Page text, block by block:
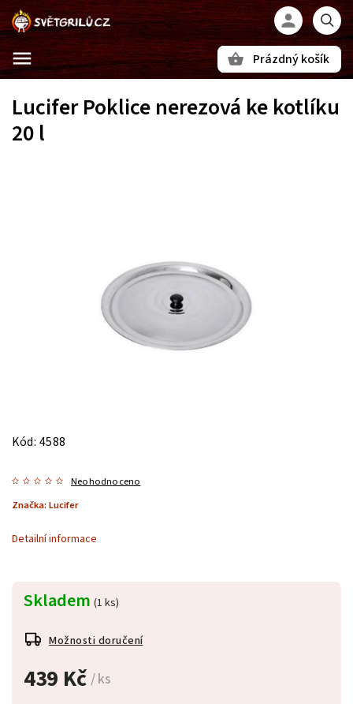
Prázdný košík
Lucifer Poklice nerezová ke kotlíku
20 l
Kód: 4588
Neohodnoceno
Značka: Lucifer
439 Kč / ks
Skladem (1 ks)
Možnosti doručení
Detailní informace